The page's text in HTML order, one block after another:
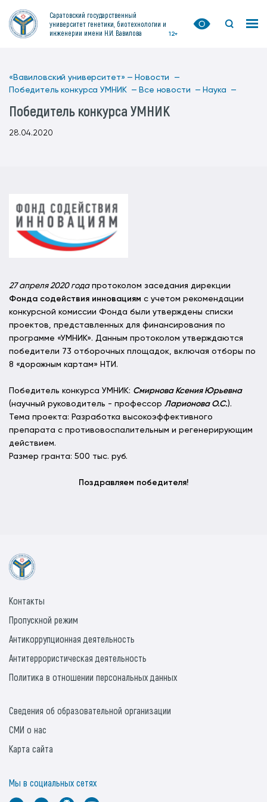
Саратовский государственный
университет генетики, биотехнологии и
инженерии имени Н.И. Вавилова
12+
«Вавиловский университет» — Новости —
Победитель конкурса УМНИК — Все новости — Наука —
Победитель конкурса УМНИК
28.04.2020
27 апреля 2020 годапротоколом заседания дирекции
Фонда содействия инновациям с учетом рекомендации
конкурсной комиссии Фонда были утверждены списки
проектов, представленных для финансирования по
программе «УМНИК». Данным протоколом утверждаются
победители 73 отборочных площадок, включая отборы по
8 «дорожным картам» НТИ.
Победитель конкурса УМНИК: Смирнова Ксения Юрьевна
(научный руководитель - профессор Ларионова О.С.).
Тема проекта: Разработка высокоэффективного
препарата с противовоспалительным и регенерирующим
действием.
Размер гранта: 500 тыс. руб.
Поздравляем победителя!
Контакты
Пропускной режим
Антикоррупционная деятельность
Антитеррористическая деятельность
Политика в отношении персональных данных
Сведения об образовательной организации
СМИ о нас
Карта сайта
Мы в социальных сетях